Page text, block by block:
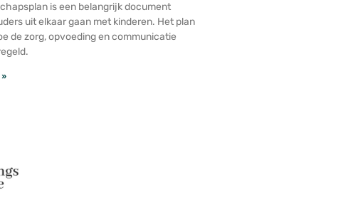
is een belangrijk document
uit elkaar gaan met kinderen. Het plan
de zorg, opvoeding en communicatie